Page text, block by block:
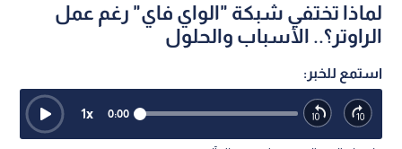
لماذا تختفي شبكة "الواي فاي" رغم عمل
الراوتر؟.. الأسباب والحلول
استمع للخبر:
0:00
1x